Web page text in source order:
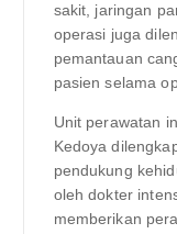
sakit, jaringan
operasi juga
pemantauan
pasien selama
Unit perawatan
Kedoya
pendukung
oleh dokter
memberikan